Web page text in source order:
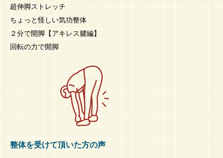
超伸脚ストレッチ
ちょっと怪しい気功整体
２分で開脚【アキレス腱編】
回転の力で開脚
整体を受けて頂いた方の声